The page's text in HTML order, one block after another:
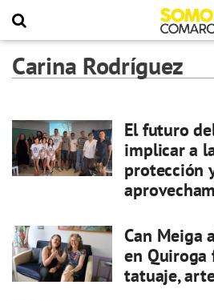
Carina Rodríguez
El futuro
implicar a
protección
Can Meiga
en Quiroga
tatuaje,